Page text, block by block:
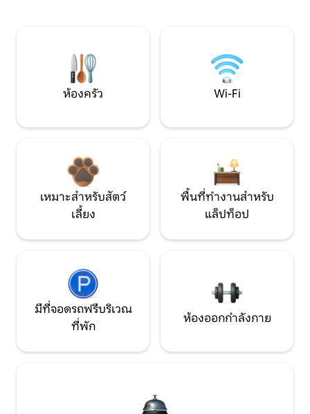
ห้องครัว Wi-Fi
เหมาะสำหรับสัตว์
เลี้ยง
พื้นที่ทำงานสำหรับ
แล็ปท็อป
มีที่จอดรถฟรีบริเวณ
ที่พัก
ห้องออกกำลังกาย